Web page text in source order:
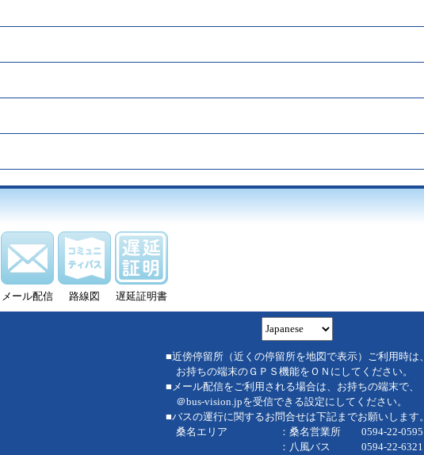
メール配信 路線図 遅延証明書
■近傍停留所（近くの停留所を地図で表示）ご利用時は、
お持ちの端末のＧＰＳ機能をＯＮにしてください。
■メール配信をご利用される場合は、お持ちの端末で、
＠bus-vision.jpを受信できる設定にしてください。
■バスの運行に関するお問合せは下記までお願いします。
桑名エリア ：桑名営業所 0594-22-0595
：八風バス 0594-22-6321